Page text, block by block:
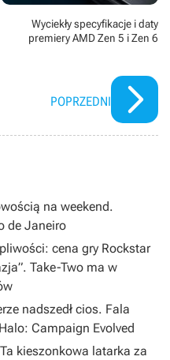
Wyciekły specyfikacje i daty
premiery AMD Zen 5 i Zen 6
POPRZEDNI
na weekend.
de Janeiro
cena gry Rockstar
Take-Two ma w
nadszedł cios. Fala
Campaign Evolved
kieszonkowa latarka za